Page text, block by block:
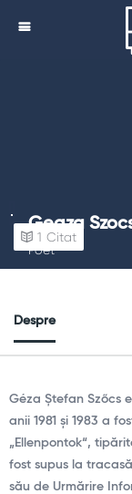
Geaza
Poet
1 Citat
Despre
Géza Ștefan Szőcs
anii 1981 și 1983 a
„Ellenpontok“,
fost supus la
său de Urmărire